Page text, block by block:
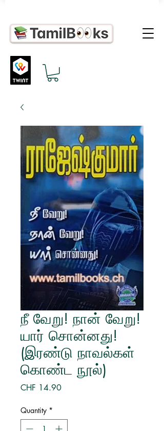
நீ வேறு! நான் வேறு!
யார் சொன்னது!
(இரண்டு நாவல்கள்
கொண்ட நூல்)
CHF 14.90Price
Quantity *